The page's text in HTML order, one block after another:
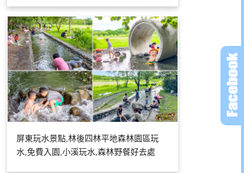
屏東玩水景點,林後四林平地森林園區玩
水,免費入園,小溪玩水,森林野餐好去處